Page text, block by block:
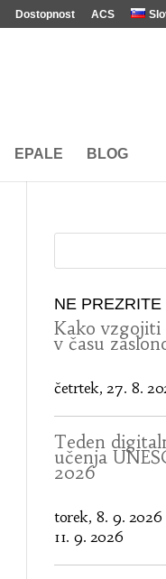
Dostopnost ACS
EPALE BLOG
NE PREZRITE
Kako vzgojiti
v času
četrtek, 27. 8.
Teden
učenja
2026
torek, 8. 9. 2026
11. 9. 2026